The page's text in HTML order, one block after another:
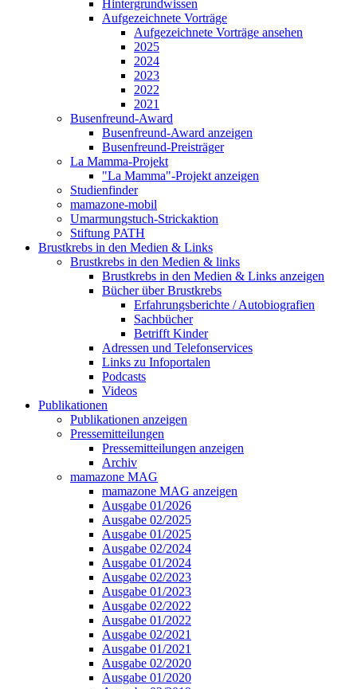
Hintergrundwissen
Aufgezeichnete Vorträge
Aufgezeichnete Vorträge ansehen
2025
2024
2023
2022
2021
Busenfreund-Award
Busenfreund-Award anzeigen
Busenfreund-Preisträger
La Mamma-Projekt
"La Mamma"-Projekt anzeigen
Studienfinder
mamazone-mobil
Umarmungstuch-Strickaktion
Stiftung PATH
Brustkrebs in den Medien & Links
Brustkrebs in den Medien & links
Brustkrebs in den Medien & Links anzeigen
Bücher über Brustkrebs
Erfahrungsberichte / Autobiografien
Sachbücher
Betrifft Kinder
Adressen und Telefonservices
Links zu Infoportalen
Podcasts
Videos
Publikationen
Publikationen anzeigen
Pressemitteilungen
Pressemitteilungen anzeigen
Archiv
mamazone MAG
mamazone MAG anzeigen
Ausgabe 01/2026
Ausgabe 02/2025
Ausgabe 01/2025
Ausgabe 02/2024
Ausgabe 01/2024
Ausgabe 02/2023
Ausgabe 01/2023
Ausgabe 02/2022
Ausgabe 01/2022
Ausgabe 02/2021
Ausgabe 01/2021
Ausgabe 02/2020
Ausgabe 01/2020